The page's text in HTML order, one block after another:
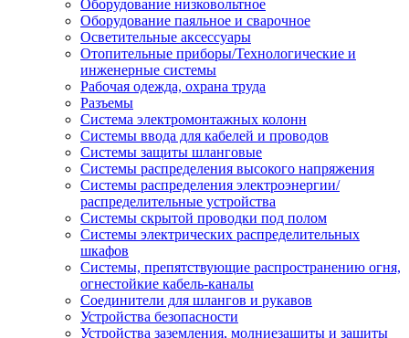
Оборудование низковольтное
Оборудование паяльное и сварочное
Осветительные аксессуары
Отопительные приборы/Технологические и
инженерные системы
Рабочая одежда, охрана труда
Разъемы
Система электромонтажных колонн
Системы ввода для кабелей и проводов
Системы защиты шланговые
Системы распределения высокого напряжения
Системы распределения электроэнергии/
распределительные устройства
Системы скрытой проводки под полом
Системы электрических распределительных
шкафов
Системы, препятствующие распространению огня,
огнестойкие кабель-каналы
Соединители для шлангов и рукавов
Устройства безопасности
Устройства заземления, молниезащиты и защиты